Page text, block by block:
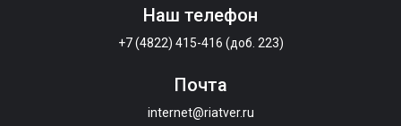
Наш телефон
+7 (4822) 415-416 (доб. 223)
Почта
internet@riatver.ru